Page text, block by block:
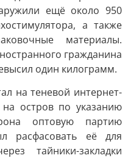
ещё около 950
а также
материалы.
гражданина
один килограмм.
на теневой интернет-
остров по указанию
оптовую партию
расфасовать её для
тайники-закладки